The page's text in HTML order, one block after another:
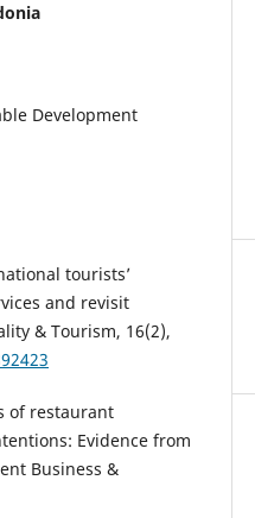
Development
tourists’
and revisit
& Tourism, 16(2),
of restaurant
Evidence from
Business &